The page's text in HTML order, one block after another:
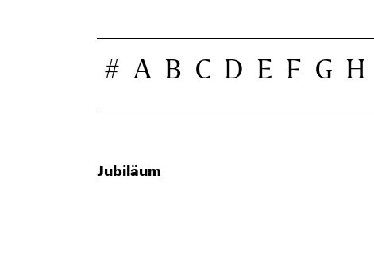
# A B C D E F G H
Jubiläum